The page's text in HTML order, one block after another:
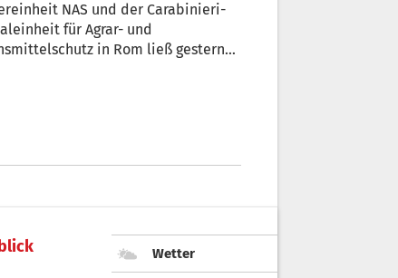
NAS und der Carabinieri-
für Agrar- und
in Rom ließ gestern
Wetter